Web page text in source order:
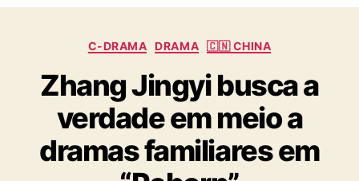
R
A
C
t
e
g
o
r
i
C-DRAMA DRAMA 🇨🇳 CHINA
Zhang Jingyi busca a
verdade em meio a
dramas familiares em